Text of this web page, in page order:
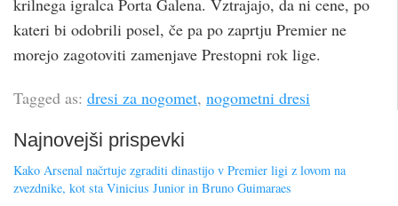
krilnega igralca Porta Galena. Vztrajajo, da ni cene, po
kateri bi odobrili posel, če pa po zaprtju Premier ne
morejo zagotoviti zamenjave Prestopni rok lige.
Tagged as: dresi za nogomet, nogometni dresi
Najnovejši prispevki
Kako Arsenal načrtuje zgraditi dinastijo v Premier ligi z lovom na
zvezdnike, kot sta Vinicius Junior in Bruno Guimaraes